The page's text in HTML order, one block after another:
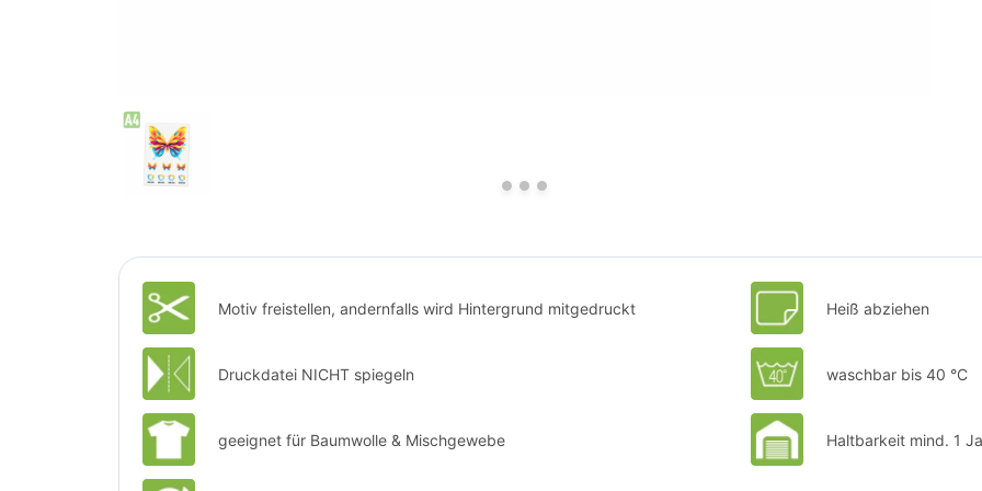
Motiv freistellen, andernfalls wird Hintergrund mitgedruckt
Druckdatei NICHT spiegeln
geeignet für Baumwolle & Mischgewebe
Heiß abziehen
waschbar bis 40 °C
Haltbarkeit mind. 1